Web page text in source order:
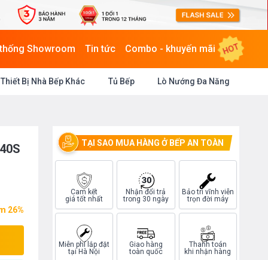
Showroom Tin tức Combo - khuyến mãi HOT
Thiết Bị Nhà Bếp Khác Tủ Bếp Lò Nướng Đa Năng
26%
TẠI SAO MUA HÀNG Ở BẾP AN TOÀN
Cam kết
giá tốt nhất
Nhận đổi trả
trong 30 ngày
Bảo trì vĩnh viễn
trọn đời máy
Miễn phí lắp đặt
tại Hà Nội
Giao hàng
toàn quốc
Thanh toán
khi nhận hàng